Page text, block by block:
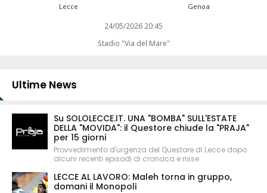
Lecce Genoa
24/05/2026 20:45
Stadio "Via del Mare"
Ultime News
Su SOLOLECCE.IT. UNA "BOMBA" SULL'ESTATE
DELLA "MOVIDA": il Questore chiude la "PRAJA"
per 15 giorni
Provvedimento d'urgenza del Questore di Lecce dopo
alcuni recenti episodi di cronaca e risse
LECCE AL LAVORO: Maleh torna in gruppo,
domani il Monopoli